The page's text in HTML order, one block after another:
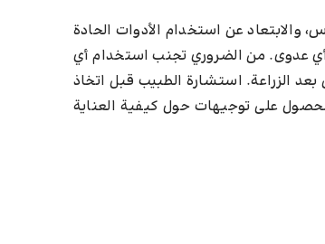
عن استخدام الأدوات الحادة
عدوى. من الضروري تجنب استخدام أي
الزراعة. استشارة الطبيب قبل اتخاذ
على توجيهات حول كيفية العناية